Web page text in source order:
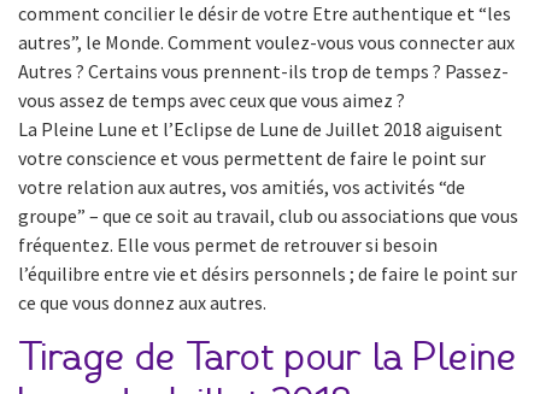
comment concilier le désir de votre Etre authentique et “les
autres”, le Monde. Comment voulez-vous vous connecter aux
Autres ? Certains vous prennent-ils trop de temps ? Passez-
vous assez de temps avec ceux que vous aimez ?
La Pleine Lune et l’Eclipse de Lune de Juillet 2018 aiguisent
votre conscience et vous permettent de faire le point sur
votre relation aux autres, vos amitiés, vos activités “de
groupe” – que ce soit au travail, club ou associations que vous
fréquentez. Elle vous permet de retrouver si besoin
l’équilibre entre vie et désirs personnels ; de faire le point sur
ce que vous donnez aux autres.
Tirage de Tarot pour la Pleine